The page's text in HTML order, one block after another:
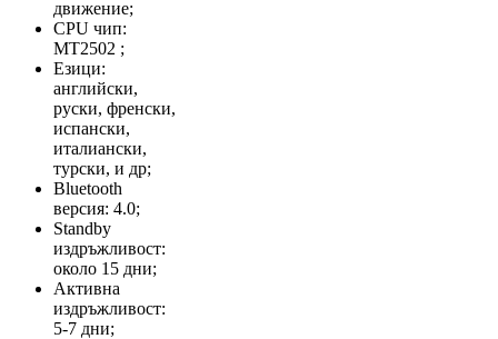
движение;
CPU чип:
MT2502 ;
Езици:
английски,
руски, френски,
испански,
италиански,
турски, и др;
Bluetooth
версия: 4.0;
Standby
издръжливост:
около 15 дни;
Активна
издръжливост:
5-7 дни;